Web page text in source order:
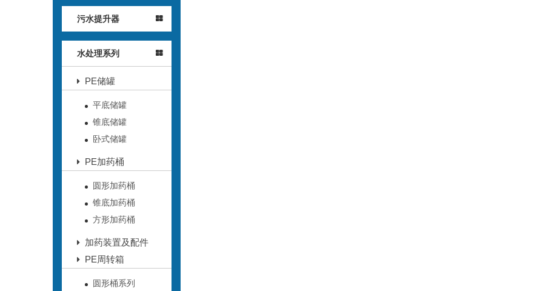
污水提升器
水处理系列
PE储罐
平底储罐
锥底储罐
卧式储罐
PE加药桶
圆形加药桶
锥底加药桶
方形加药桶
加药装置及配件
PE周转箱
圆形桶系列